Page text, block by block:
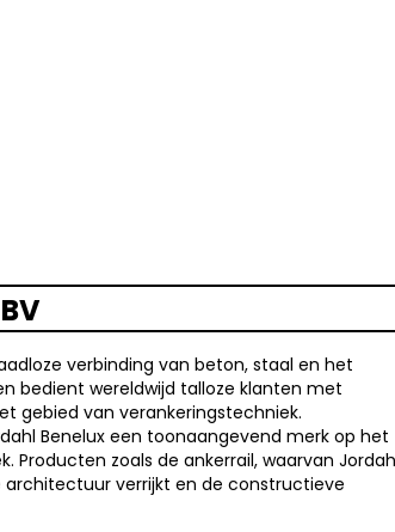
verbinding van beton, staal en het
bedient wereldwijd talloze klanten met
gebied van verankeringstechniek.
Benelux een toonaangevend merk op het
Producten zoals de ankerrail, waarvan
architectuur verrijkt en de constructieve